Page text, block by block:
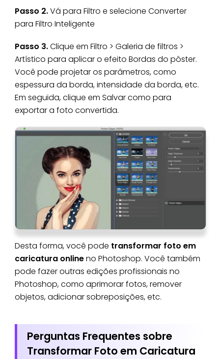
Passo 2.Vá para Filtro e selecione Converter
para Filtro Inteligente
Passo 3.Clique em Filtro > Galeria de filtros >
Artístico para aplicar o efeito Bordas do pôster.
Você pode projetar os parâmetros, como
espessura da borda, intensidade da borda, etc.
Em seguida, clique em Salvar como para
exportar a foto convertida.
Desta forma, você pode transformar foto em
caricatura onlineno Photoshop. Você também
pode fazer outras edições profissionais no
Photoshop, como aprimorar fotos, remover
objetos, adicionar sobreposições, etc.
Perguntas Frequentes sobre
Transformar Foto em Caricatura